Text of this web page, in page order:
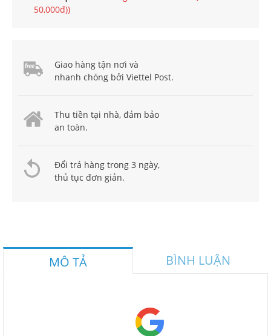
50,000đ))
Giao hàng tận nơi và
nhanh chóng bởi Viettel Post.
Thu tiền tại nhà, đảm bảo
an toàn.
Đổi trả hàng trong 3 ngày,
thủ tục đơn giản.
MÔ TẢ BÌNH LUẬN